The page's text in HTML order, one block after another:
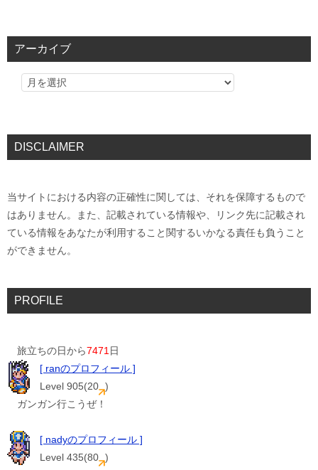
アーカイブ
DISCLAIMER
当サイトにおける内容の正確性に関しては、それを保障するもので
はありません。また、記載されている情報や、リンク先に記載され
ている情報をあなたが利用すること関するいかなる責任も負うこと
ができません。
PROFILE
旅立ちの日から7471日
[ ranのプロフィール ]
Level 905(20 )
ガンガン行こうぜ！
[ nadyのプロフィール ]
Level 435(80 )